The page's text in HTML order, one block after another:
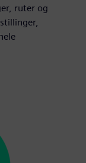
ruter og